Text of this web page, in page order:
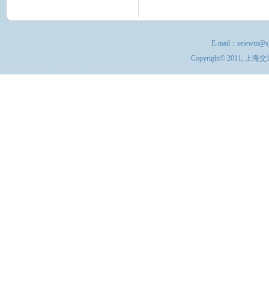
E-mail：
Copyright© 2011, 上海